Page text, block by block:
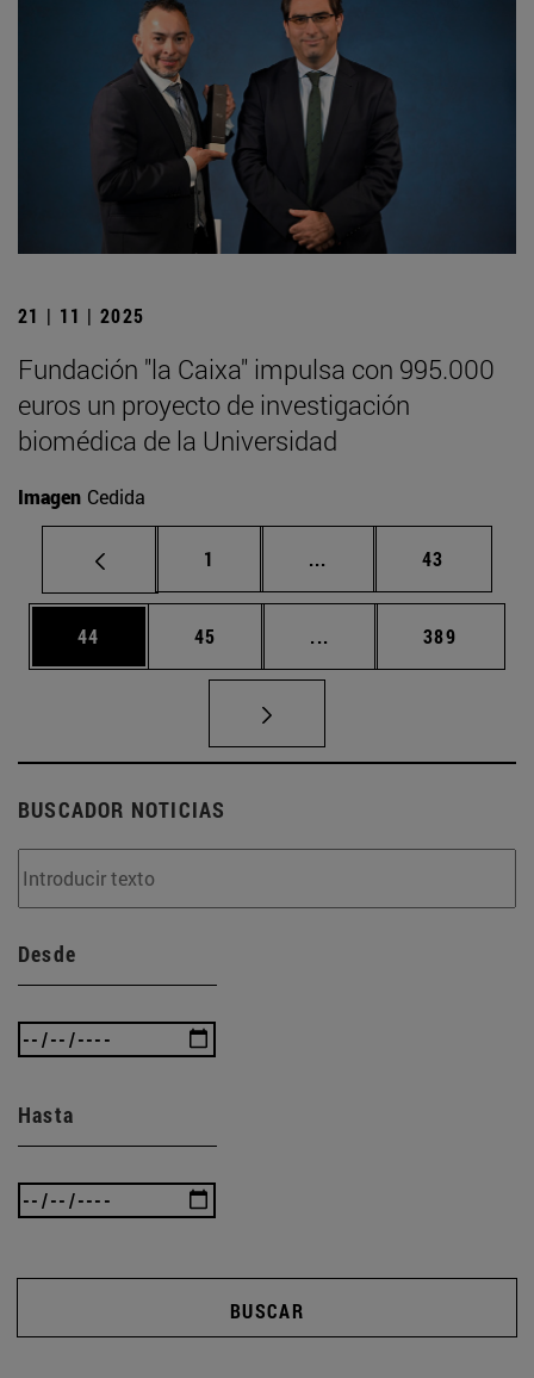
21 | 11 | 2025
Fundación "la Caixa" impulsa con 995.000
euros un proyecto de investigación
biomédica de la Universidad
Imagen Cedida
Página
1 ... Páginas intermedias
Página
43
Página
44 Página
45 ... Páginas intermedias
Página
389
BUSCADOR NOTICIAS
Desde
Hasta
BUSCAR